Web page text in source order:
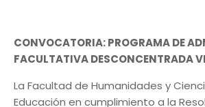
CONVOCATORIA: PROGRAMA DE
FACULTATIVA DESCONCENTRADA
La Facultad de Humanidades y
Educación en cumplimiento a la